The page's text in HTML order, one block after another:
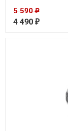
5 590₽
4 490 ₽